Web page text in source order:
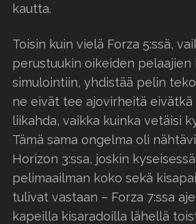
kautta.
Toisin kuin vielä Forza 5:ssä,
perustuukin oikeiden pelaajien
simulointiin, yhdistää pelin
ne eivät tee ajovirheitä eivätkä
liikahda, vaikka kuinka vetäisi
Tämä sama ongelma oli
Horizon 3:ssa, joskin
pelimaailman koko sekä
tulivat vastaan – Forza 7:ssa
kapeilla kisaradoilla lähellä